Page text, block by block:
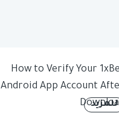
How to Verify Your
Android App Account
للمزيد